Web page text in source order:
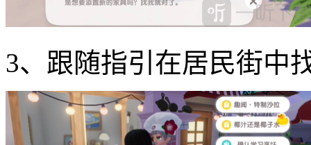
3、跟随指引在居民街中